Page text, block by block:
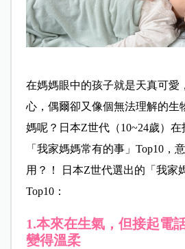
在媽媽眼中的孩子就是天真可愛
心，偶爾卻又像個無法理解的生
媽呢？日本Z世代（10~24歲）在
「我家媽媽常有的事」Top10，
用？！
日本Z世代選出的「我家
Top10：
1.本來在生氣，但接起電
變得溫柔